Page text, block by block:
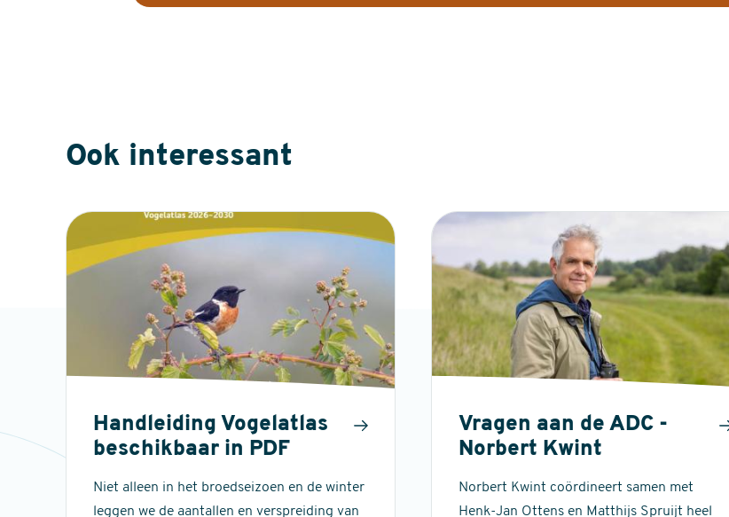
Ook interessant
Handleiding Vogelatlas
beschikbaar in PDF
Niet alleen in het broedseizoen en de winter
leggen we de aantallen en verspreiding van
Vragen aan de ADC -
Norbert Kwint
Norbert Kwint coördineert samen met
Henk-Jan Ottens en Matthijs Spruijt heel